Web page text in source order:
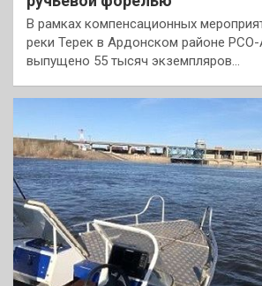
В рамках компенсационных
реки Терек в Ардонском районе РСО-
выпущено 55 тысяч экземпляров…